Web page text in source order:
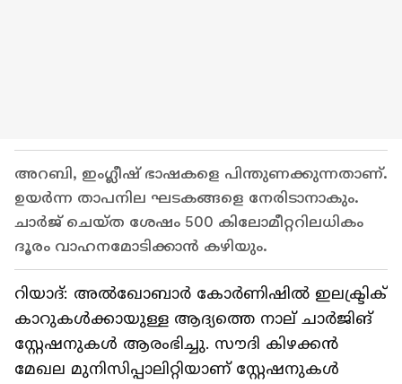
അറബി, ഇംഗ്ലീഷ് ഭാഷകളെ പിന്തുണക്കുന്നതാണ്.
ഉയർന്ന താപനില ഘടകങ്ങളെ നേരിടാനാകും.
ചാർജ് ചെയ്ത ശേഷം 500 കിലോമീറ്ററിലധികം
ദൂരം വാഹനമോടിക്കാൻ കഴിയും.
റിയാദ്: അൽഖോബാർ കോർണിഷിൽ ഇലക്ട്രിക്
കാറുകൾക്കായുള്ള ആദ്യത്തെ നാല് ചാർജിങ്
സ്റ്റേഷനുകൾ ആരംഭിച്ചു. സൗദി കിഴക്കൻ
മേഖല മുനിസിപ്പാലിറ്റിയാണ് സ്റ്റേഷനുകൾ